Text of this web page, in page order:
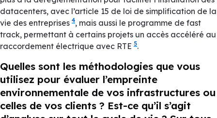
datacenters, avec l’article 15 de loi de simplification de la
vie des entreprises 4, mais aussi le programme de fast
track, permettant à certains projets un accès accéléré au
raccordement électrique avec RTE 5.
Quelles sont les méthodologies que vous
utilisez pour évaluer l’empreinte
environnementale de vos infrastructures ou
celles de vos clients ? Est-ce qu’il s’agit